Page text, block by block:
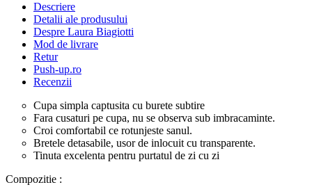
Descriere
Detalii ale produsului
Despre Laura Biagiotti
Mod de livrare
Retur
Push-up.ro
Recenzii
Cupa simpla captusita cu burete subtire
Fara cusaturi pe cupa, nu se observa sub imbracaminte.
Croi comfortabil ce rotunjeste sanul.
Bretele detasabile, usor de inlocuit cu transparente.
Tinuta excelenta pentru purtatul de zi cu zi
Compozitie :